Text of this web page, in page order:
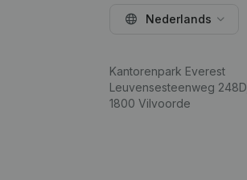
Nederlands
Kantorenpark Everest
Leuvensesteenweg 248D,
1800 Vilvoorde